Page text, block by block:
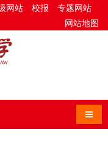
网站 校报
专题网站
网站地图
导航